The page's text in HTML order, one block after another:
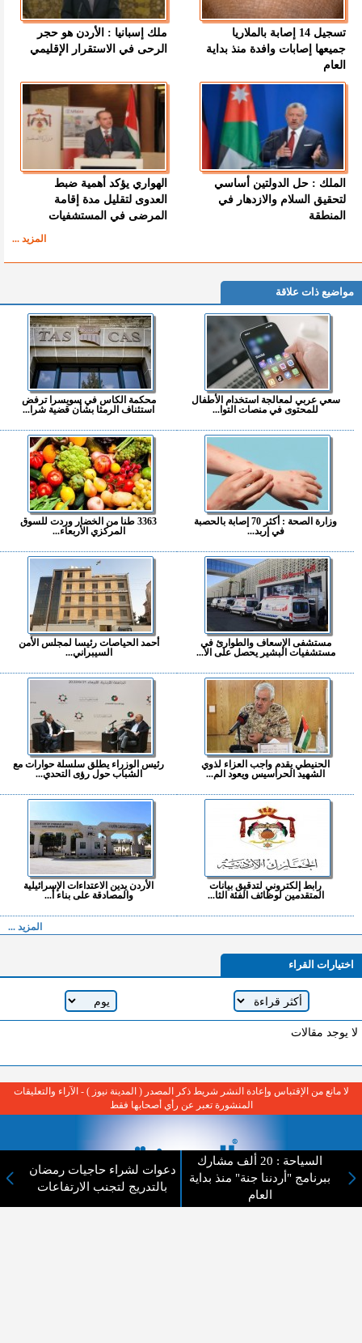
تسجيل 14 إصابة بالملاريا
جميعها إصابات وافدة منذ بداية
العام
ملك إسبانيا : الأردن هو حجر
الرحى في الاستقرار الإقليمي
الملك : حل الدولتين أساسي
لتحقيق السلام والازدهار في
المنطقة
الهواري يؤكد أهمية ضبط
العدوى لتقليل مدة إقامة
المرضى في المستشفيات
المزيد ...
مواضيع ذات علاقة
سعي عربي لمعالجة استخدام الأطفال
للمحتوى في منصات التوا...
محكمة الكاس في سويسرا ترفض
استئناف الرمثا بشأن قضية شرا...
وزارة الصحة : أكثر 70 إصابة بالحصبة
في إربد...
3363 طنا من الخضار وردت للسوق
المركزي الأربعاء...
مستشفى الإسعاف والطوارئ في
مستشفيات البشير يحصل على الا...
أحمد الحياصات رئيسا لمجلس الأمن
السيبراني...
الحنيطي يقدم واجب العزاء لذوي
الشهيد الحراسيس ويعود الم...
رئيس الوزراء يطلق سلسلة حوارات مع
الشباب حول رؤى التحدي...
رابط إلكتروني لتدقيق بيانات
المتقدمين لوظائف الفئة الثا...
الأردن يدين الاعتداءات الإسرائيلية
والمصادقة على بناء أ...
المزيد ...
اختيارات القراء
لا يوجد مقالات
السياحة : 20 ألف مشارك
ببرنامج "أردننا جنة" منذ بداية
العام
دعوات لشراء حاجيات رمضان
بالتدريج لتجنب الارتفاعات
لا مانع من الإقتباس وإعادة النشر شريط ذكر المصدر ( المدينة نيوز ) - الآراء والتعليقات
المنشورة تعبر عن رأي أصحابها فقط